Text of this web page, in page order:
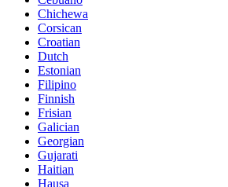
Chichewa
Corsican
Croatian
Dutch
Estonian
Filipino
Finnish
Frisian
Galician
Georgian
Gujarati
Haitian
Hausa